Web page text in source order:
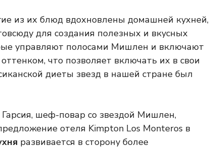
из их блюд вдохновлены домашней кухней,
для создания полезных и вкусных
управляют полосами Мишлен и включают
что позволяет включать их в свои
диеты звезд в нашей стране был
шеф-повар со звездой Мишлен,
отеля Kimpton Los Monteros в
развивается в сторону более